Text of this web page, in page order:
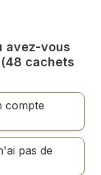
avez-vous
cachets
compte
pas de